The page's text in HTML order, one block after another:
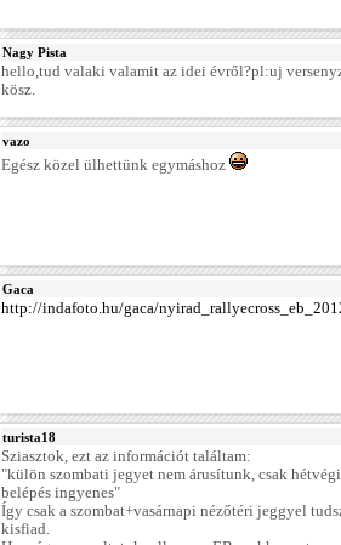
Nagy Pista
hello,tud valaki valamit az idei évről?pl:uj
kösz.
vazo
Egész közel ülhettünk egymáshoz
Gaca
http://indafoto.hu/gaca/
turista18
Sziasztok, ezt az információt találtam:
"külön szombati jegyet nem árusítunk, csak
belépés ingyenes"
Így csak a szombat+vasárnapi nézőtéri jeggyel
kisfiad.